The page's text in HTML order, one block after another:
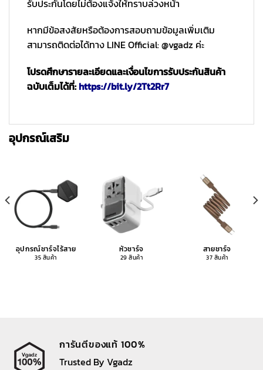
รับประกันโดยไม่ต้องแจ้งให้ทราบล่วงหน้า
หากมีข้อสงสัยหรือต้องการสอบถามข้อมูลเพิ่มเติม
สามารถติดต่อได้ทาง LINE Official: @vgadz ค่ะ
โปรดศึกษารายละเอียดและเงื่อนไขการรับประกันสินค้า
ฉบับเต็มได้ที่:https://bit.ly/2Tt2Rr7
อุปกรณ์เสริม
อุปกรณ์ชาร์จไร้สาย
35 สินค้า
หัวชาร์จ
29 สินค้า
สายชาร์จ
37 สินค้า
การันตีของแท้ 100%
Trusted By Vgadz